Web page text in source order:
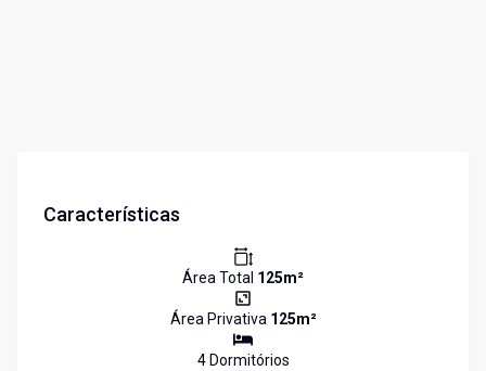
Características
Área Total 125m²
Área Privativa 125m²
4Dormitórios